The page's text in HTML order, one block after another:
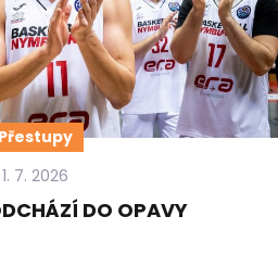
Přestupy
1. 7. 2026
DO OPAVY